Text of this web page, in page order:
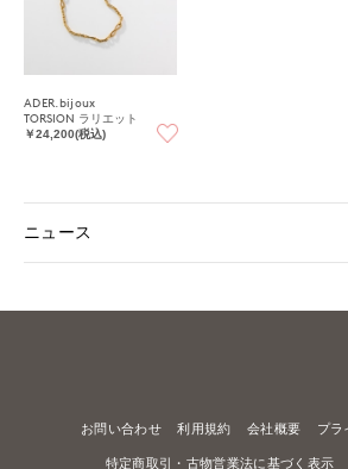
ADER.bijoux
TORSION ラリエット
￥24,200(税込)
ニュース
お問い合わせ 利用規約 会社概要 プラ
特定商取引・古物営業法に基づく表示